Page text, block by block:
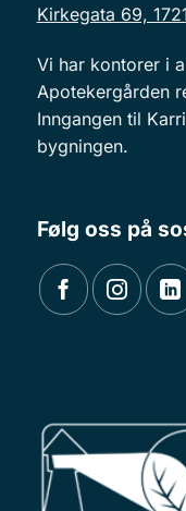
Kirkegata 69,
Vi har kontorer i
Apotekergården
Inngangen til
bygningen.
Følg oss på